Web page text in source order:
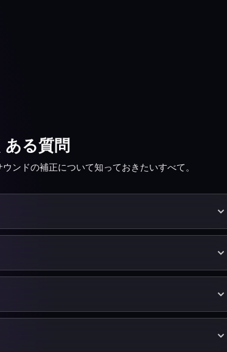
ある質問
ンドの補正について知っておきたいすべて。
合わせるツールです。KeyPitchは曲・ボーカル・楽器ト
— 少し高め・低めのトラックを正しい音程に戻した
ドし、トラックが合うまでピッチ（Hz）スライダーをド
ンロードをクリックするとオーディオスタジオで開き、
ーカルの一音一音をリアルタイムで音階にスナップさせ
、トラック全体のピッチをまとめて上下に移動させま